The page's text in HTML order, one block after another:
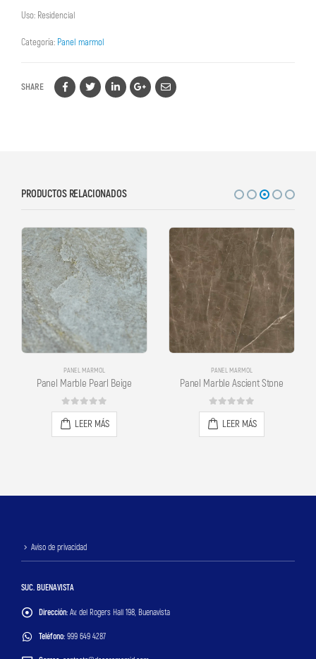
Uso: Residencial
Categoría: Panel marmol
SHARE
PRODUCTOS RELACIONADOS
PANEL MARMOL
Panel Marble Pearl Beige
0out of 5
LEER MÁS
PANEL MARMOL
Panel Marble Ascient Stone
0out of 5
LEER MÁS
Aviso de privacidad
SUC. BUENAVISTA
Dirección: Av. del Rogers Hall 198, Buenavista
Teléfono: 999 649 4287